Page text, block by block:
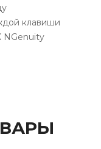
клавиши
NGenuity